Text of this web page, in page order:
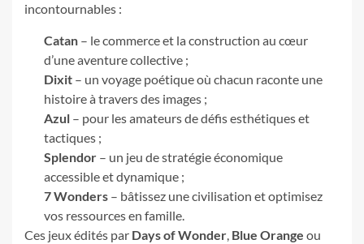
incontournables :
Catan – le commerce et la construction au cœur
d’une aventure collective ;
Dixit – un voyage poétique où chacun raconte une
histoire à travers des images ;
Azul – pour les amateurs de défis esthétiques et
tactiques ;
Splendor – un jeu de stratégie économique
accessible et dynamique ;
7 Wonders – bâtissez une civilisation et optimisez
vos ressources en famille.
Ces jeux édités par Days of Wonder, Blue Orange ou